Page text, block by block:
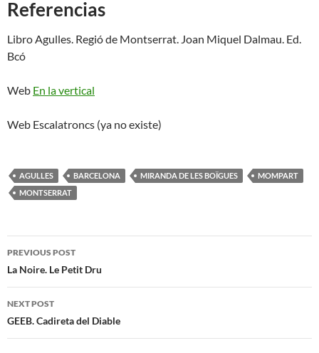
Referencias
Libro Agulles. Regió de Montserrat. Joan Miquel Dalmau. Ed.
Bcó
Web En la vertical
Web Escalatroncs (ya no existe)
AGULLES BARCELONA MIRANDA DE LES BOÏGUES
MOMPART
MONTSERRAT
Post
navigation
PREVIOUS POST
La Noire. Le Petit Dru
NEXT POST
GEEB. Cadireta del Diable